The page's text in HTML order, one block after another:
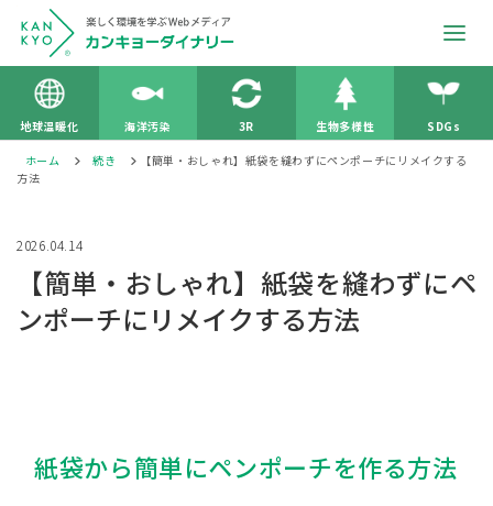
地球温暖化 海洋汚染 3R 生物多様性 SDGs
ホーム 続き
【簡単・おしゃれ】紙袋を縫わずにペンポーチにリメイクする
方法
2026.04.14
【簡単・おしゃれ】紙袋を縫わずにペ
ンポーチにリメイクする方法
紙袋から簡単にペンポーチを作る方法